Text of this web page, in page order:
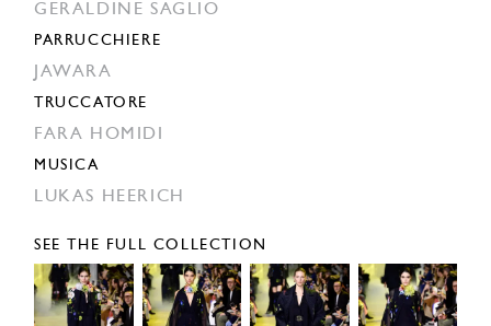
GERALDINE SAGLIO
PARRUCCHIERE
JAWARA
TRUCCATORE
FARA HOMIDI
MUSICA
LUKAS HEERICH
SEE THE FULL COLLECTION